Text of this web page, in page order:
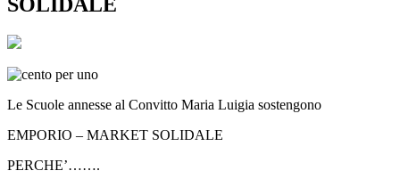
SOLIDALE
Le Scuole annesse al Convitto Maria Luigia sostengono
EMPORIO – MARKET SOLIDALE
PERCHE’…….